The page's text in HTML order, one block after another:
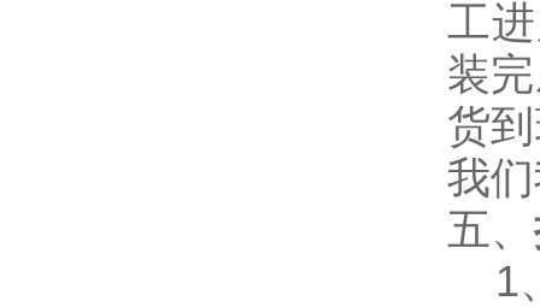
工
装
货
我
五、
1